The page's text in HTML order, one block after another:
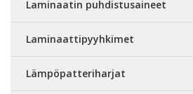
Laminaatin puhdistusaineet
Laminaattipyyhkimet
Lämpöpatteriharjat